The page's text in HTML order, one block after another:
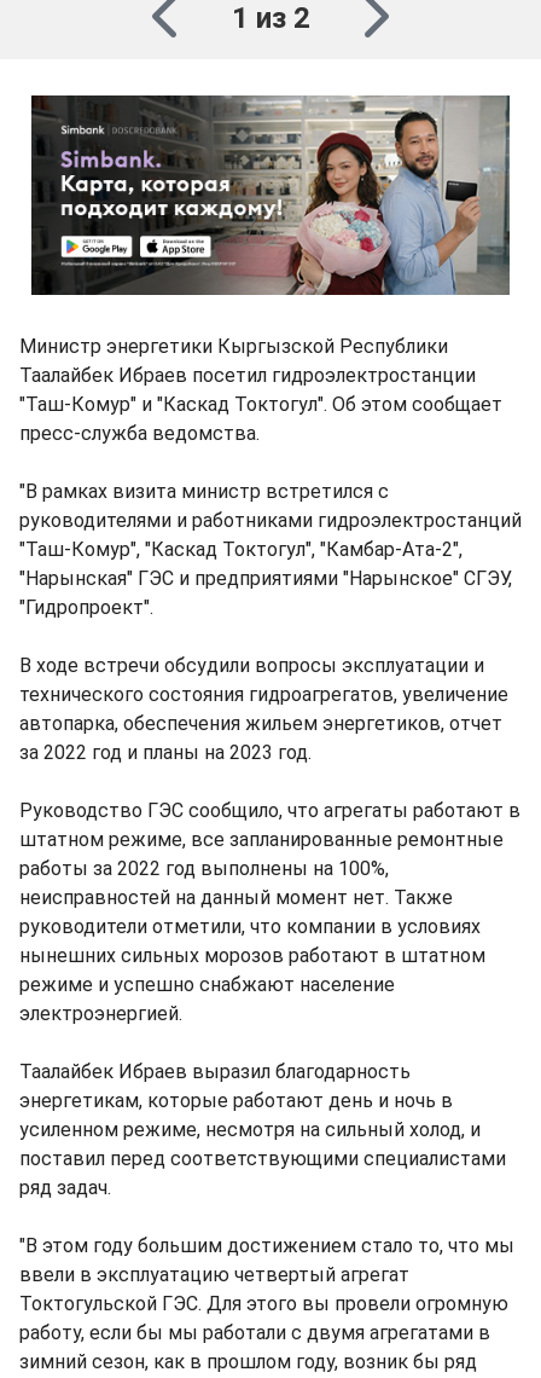
1 из 2
Министр энергетики Кыргызской Республики
Таалайбек Ибраев посетил гидроэлектростанции
"Таш-Комур" и "Каскад Токтогул". Об этом сообщает
пресс-служба ведомства.
"В рамках визита министр встретился с
руководителями и работниками гидроэлектростанций
"Таш-Комур", "Каскад Токтогул", "Камбар-Ата-2",
"Нарынская" ГЭС и предприятиями "Нарынское" СГЭУ,
"Гидропроект".
В ходе встречи обсудили вопросы эксплуатации и
технического состояния гидроагрегатов, увеличение
автопарка, обеспечения жильем энергетиков, отчет
за 2022 год и планы на 2023 год.
Руководство ГЭС сообщило, что агрегаты работают в
штатном режиме, все запланированные ремонтные
работы за 2022 год выполнены на 100%,
неисправностей на данный момент нет. Также
руководители отметили, что компании в условиях
нынешних сильных морозов работают в штатном
режиме и успешно снабжают население
электроэнергией.
Таалайбек Ибраев выразил благодарность
энергетикам, которые работают день и ночь в
усиленном режиме, несмотря на сильный холод, и
поставил перед соответствующими специалистами
ряд задач.
"В этом году большим достижением стало то, что мы
ввели в эксплуатацию четвертый агрегат
Токтогульской ГЭС. Для этого вы провели огромную
работу, если бы мы работали с двумя агрегатами в
зимний сезон, как в прошлом году, возник бы ряд